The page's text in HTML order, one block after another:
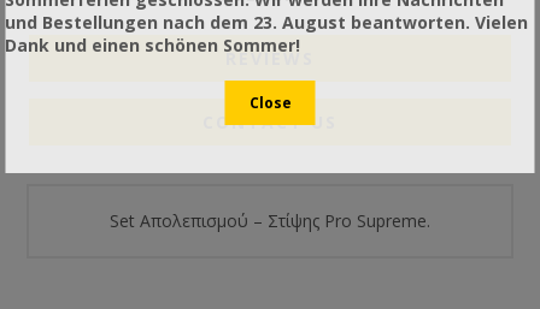
REVIEWS
CONTACT US
Set Απολεπισμού – Στίψης Pro Supreme.
und Bestellungen nach dem 23. August beantworten. Vielen
Dank und einen schönen Sommer!